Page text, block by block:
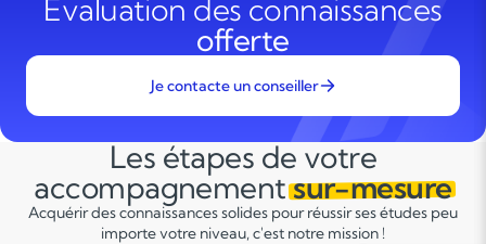
Évaluation des connaissances
offerte
Je contacte un conseiller
Les étapes de votre
accompagnementsur-mesure
Acquérir des connaissances solides pour réussir ses études peu
importe votre niveau, c'est notre mission !